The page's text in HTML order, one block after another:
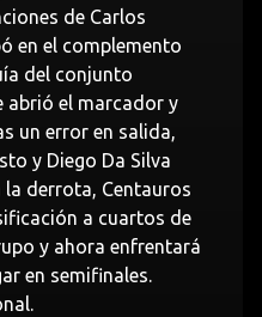
de Carlos
en el complemento
del conjunto
abrió el marcador y
un error en salida,
y Diego Da Silva
la derrota, Centauros
a cuartos de
y ahora enfrentará
en semifinales.